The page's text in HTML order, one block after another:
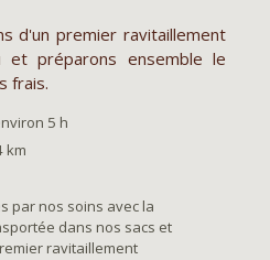
d'un premier ravitaillement
et préparons ensemble le
frais.
5 h
km
par nos soins avec la
dans nos sacs et
ravitaillement